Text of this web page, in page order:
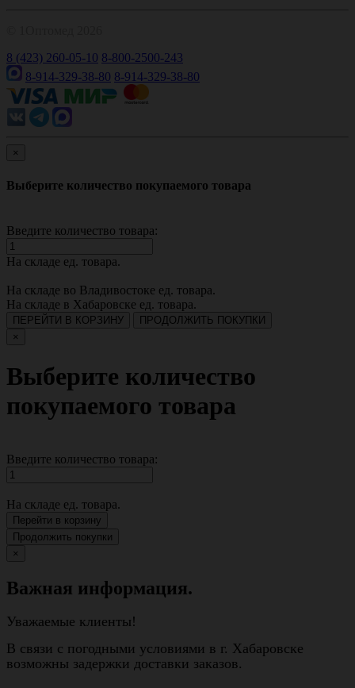
8 (423) 260-05-10 8-800-2500-243
8-914-329-38-80 8-914-329-38-80
×
Выберите количество покупаемого товара
Введите количество товара:
На складе ед. товара.
На складе во Владивостоке ед. товара.
На складе в Хабаровске ед. товара.
ПЕРЕЙТИ В КОРЗИНУ
ПРОДОЛЖИТЬ ПОКУПКИ
×
Выберите количество
покупаемого товара
Введите количество товара:
На складе ед. товара.
Перейти в корзину
Продолжить покупки
×
Важная информация.
Уважаемые клиенты!
В связи с погодными условиями в г. Хабаровске
возможны задержки доставки заказов.